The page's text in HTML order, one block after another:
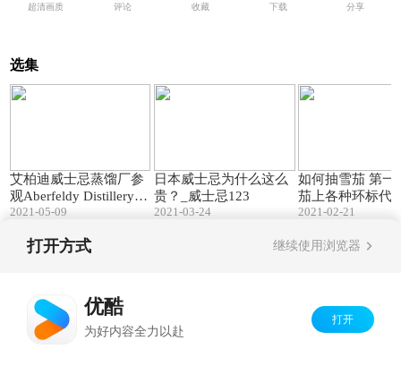
超清画质 评论 收藏 下载 分享
选集
艾柏迪威士忌蒸馏厂参
观Aberfeldy Distillery Vi
sit -威士忌123
2021-05-09
日本威士忌为什么这么
贵？_威士忌123
2021-03-24
如何抽雪茄 第一
茄上各种环标代
义（古中雪茄采
2021-02-21
打开方式 继续使用浏览器
优酷
为好内容全力以赴
打开